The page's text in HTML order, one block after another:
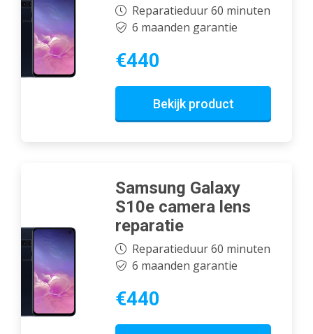
Reparatieduur 60 minuten
6 maanden garantie
€440
Bekijk product
Samsung Galaxy
S10e camera lens
reparatie
Reparatieduur 60 minuten
6 maanden garantie
€440